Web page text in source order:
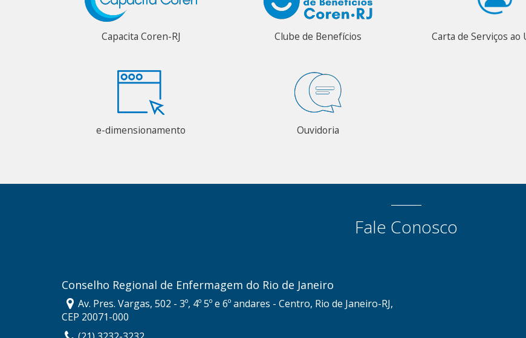
Capacita Coren-RJ Clube de Benefícios Carta de Serviços ao
e-dimensionamento Ouvidoria
Fale Conosco
Conselho Regional de Enfermagem do Rio de Janeiro
Av. Pres. Vargas, 502 - 3º, 4º 5º e 6º andares - Centro, Rio de Janeiro-RJ,
CEP 20071-000